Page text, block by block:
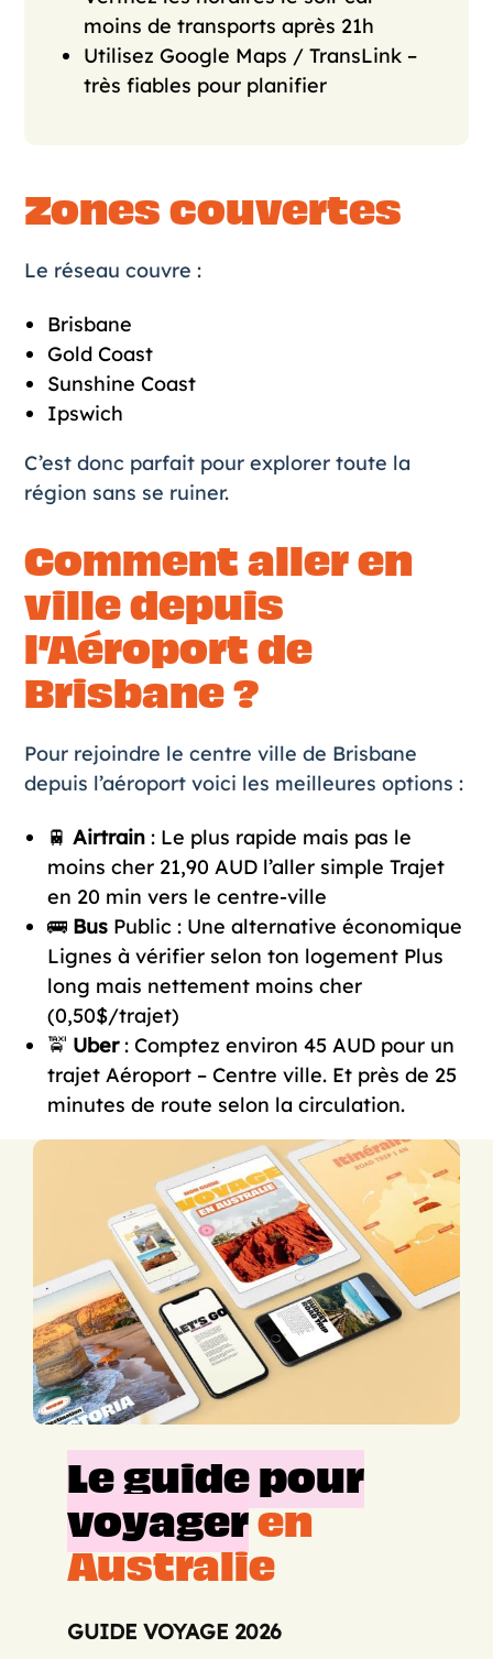
moins de transports après 21h
Utilisez Google Maps / TransLink –
très fiables pour planifier
Zones couvertes
Le réseau couvre :
Brisbane
Gold Coast
Sunshine Coast
Ipswich
C’est donc parfait pour explorer toute la
région sans se ruiner.
Comment aller en
ville depuis
l’Aéroport de
Brisbane ?
Pour rejoindre le centre ville de Brisbane
depuis l’aéroport voici les meilleures options :
🚆 Airtrain: Le plus rapide mais pas le
moins cher 21,90 AUD l’aller simple Trajet
en 20 min vers le centre-ville
🚌 BusPublic : Une alternative économique
Lignes à vérifier selon ton logement Plus
long mais nettement moins cher
(0,50$/trajet)
🚖 Uber: Comptez environ 45 AUD pour un
trajet Aéroport – Centre ville. Et près de 25
minutes de route selon la circulation.
Le guide pour
voyageren
Australie
GUIDE VOYAGE 2026